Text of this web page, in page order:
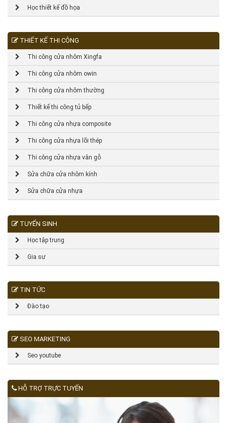
Học thiết kế đồ họa
THIẾT KẾ THI CÔNG
Thi công cửa nhôm Xingfa
Thi công cửa nhôm owin
Thi công cửa nhôm thường
Thiết kế thi công tủ bếp
Thi công cửa nhựa composite
Thi công cửa nhựa lõi thép
Thi công cửa nhựa vân gỗ
Sửa chữa cửa nhôm kính
Sửa chữa cửa nhựa
TUYỂN SINH
Học tập trung
Gia sư
TIN TỨC
Đào tạo
SEO MARKETING
Seo youtube
HỖ TRỢ TRỰC TUYẾN